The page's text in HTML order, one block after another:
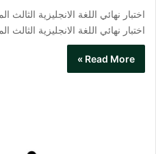
اختبار نهائي اللغة الانجليزية
Read More »